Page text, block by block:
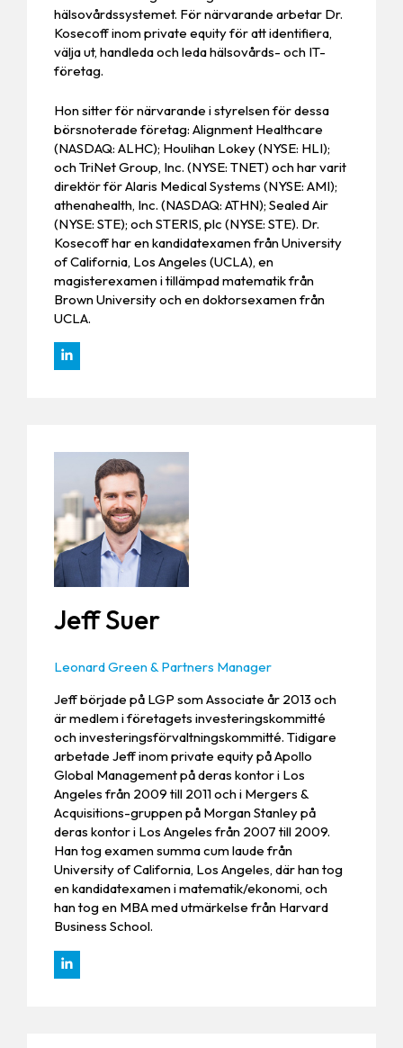
hälsovårdssystemet. För närvarande arbetar Dr.
Kosecoff inom private equity för att identifiera,
välja ut, handleda och leda hälsovårds- och IT-
företag.
Hon sitter för närvarande i styrelsen för dessa
börsnoterade företag: Alignment Healthcare
(NASDAQ: ALHC); Houlihan Lokey (NYSE: HLI);
och TriNet Group, Inc. (NYSE: TNET) och har varit
direktör för Alaris Medical Systems (NYSE: AMI);
athenahealth, Inc. (NASDAQ: ATHN); Sealed Air
(NYSE: STE); och STERIS, plc (NYSE: STE). Dr.
Kosecoff har en kandidatexamen från University
of California, Los Angeles (UCLA), en
magisterexamen i tillämpad matematik från
Brown University och en doktorsexamen från
UCLA.
Jeff Suer
Leonard Green & Partners Manager
Jeff började på LGP som Associate år 2013 och
är medlem i företagets investeringskommitté
och investeringsförvaltningskommitté. Tidigare
arbetade Jeff inom private equity på Apollo
Global Management på deras kontor i Los
Angeles från 2009 till 2011 och i Mergers &
Acquisitions-gruppen på Morgan Stanley på
deras kontor i Los Angeles från 2007 till 2009.
Han tog examen summa cum laude från
University of California, Los Angeles, där han tog
en kandidatexamen i matematik/ekonomi, och
han tog en MBA med utmärkelse från Harvard
Business School.